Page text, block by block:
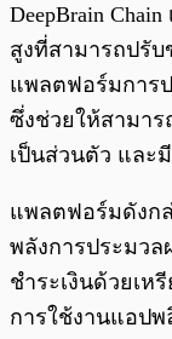
DeepBrain
สูงที่สามารถปรั
แพลตฟอร์มการ
ซึ่งช่วยให้สามา
เป็นส่วนตัว และ
แพลตฟอร์มดังก
พลังการประมวล
ชำระเงินด้วยเ
การใช้งานแอปพ